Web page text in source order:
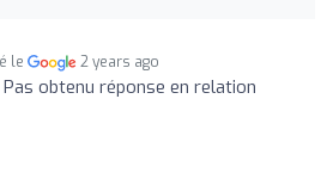
le 2 years ago
Pas obtenu réponse en relation